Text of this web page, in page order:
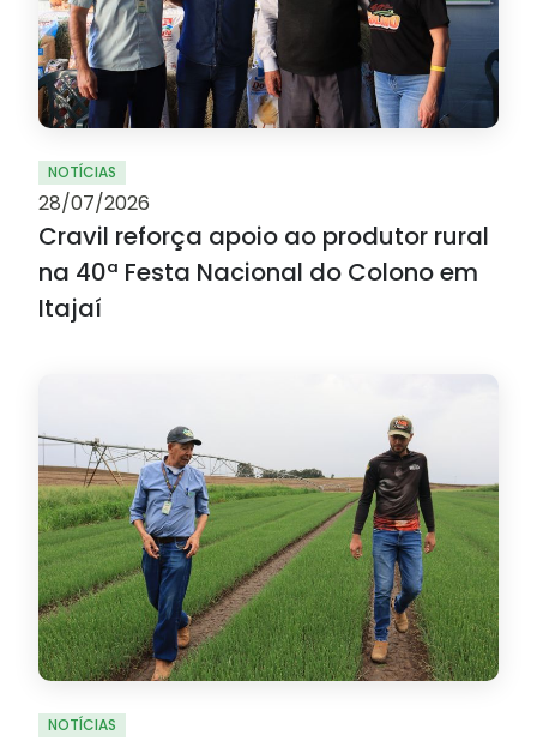
NOTÍCIAS
28/07/2026
Cravil reforça apoio ao produtor rural
na 40ª Festa Nacional do Colono em
Itajaí
NOTÍCIAS